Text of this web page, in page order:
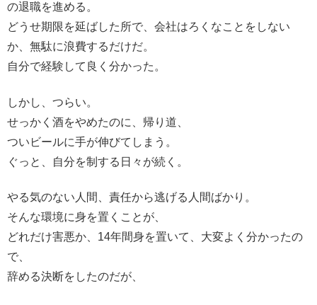
の退職を進める。
どうせ期限を延ばした所で、会社はろくなことをしない
か、無駄に浪費するだけだ。
自分で経験して良く分かった。
しかし、つらい。
せっかく酒をやめたのに、帰り道、
ついビールに手が伸びてしまう。
ぐっと、自分を制する日々が続く。
やる気のない人間、責任から逃げる人間ばかり。
そんな環境に身を置くことが、
どれだけ害悪か、14年間身を置いて、大変よく分かったの
で、
辞める決断をしたのだが、